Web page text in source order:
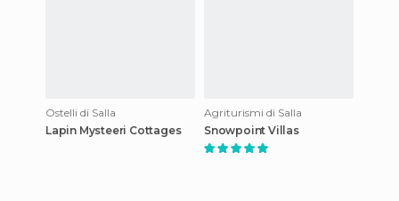
Ostelli di Salla
Lapin Mysteeri Cottages
Agriturismi di Salla
Snowpoint Villas